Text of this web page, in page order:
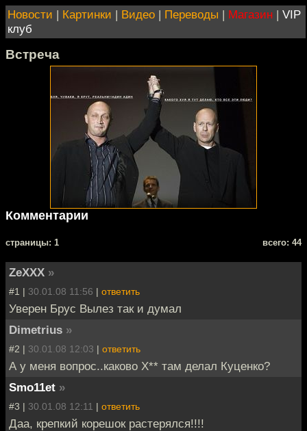
Новости | Картинки | Видео | Переводы | Магазин | VIP
клуб
Встреча
Комментарии
cтраницы: 1 всего: 44
ZeXXX »
#1 | 30.01.08 11:56 | ответить
Уверен Брус Вылез так и думал
Dimetrius »
#2 | 30.01.08 12:03 | ответить
А у меня вопрос..каково Х** там делал Куценко?
Smo11et »
#3 | 30.01.08 12:11 | ответить
Даа, крепкий корешок растерялся!!!!